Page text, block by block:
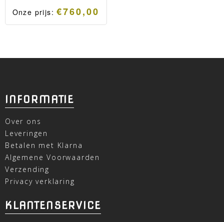
Onze prijs:€760,00
INFORMATIE
Over ons
Leveringen
Betalen met Klarna
Algemene Voorwaarden
Verzending
Privacy verklaring
KLANTENSERVICE